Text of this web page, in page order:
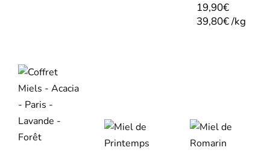
19,90€
39,80€/kg
MIELS :
ACACIA
– PARIS
LAVANDE
MIEL
DE
PRINTEMPS
MIEL
DE
ROMARIN